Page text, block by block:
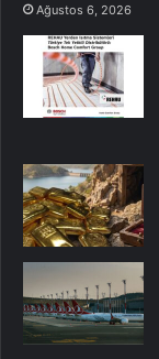
Ağustos 6, 2026